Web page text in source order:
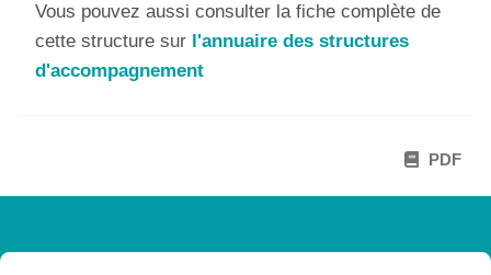
Vous pouvez aussi consulter la fiche complète de
cette structure sur l'annuaire des structures
d'accompagnement
PDF